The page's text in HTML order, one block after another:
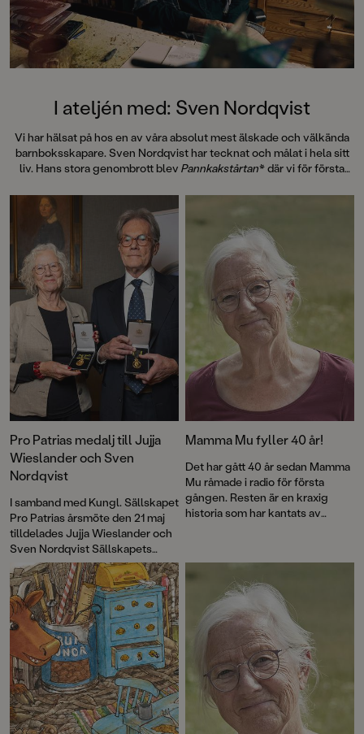
I ateljén med: Sven Nordqvist
Vi har hälsat på hos en av våra absolut mest älskade och välkända
barnboksskapare. Sven Nordqvist har tecknat och målat i hela sitt
liv. Hans stora genombrott blev Pannkakstårtan* där vi för första
Mamma Mu och Kråkanav Jujja och Tomas Wieslander årets
julkalender i radio. Det var Sven som ritade papperskalendern, en
fantasiväckande bild på Kråkans bo. Här inleddes ett samarbete
som skrivit in sig som ett av barnlitteraturens främsta och mest
självklara. I år uppmärksammades Sven och Jujja med en kunglig
medalj!
Pro Patrias medalj till Jujja
Wieslander och Sven
Nordqvist
I samband med Kungl. Sällskapet
Pro Patrias årsmöte den 21 maj
tilldelades Jujja Wieslander och
Sven Nordqvist Sällskapets
guldmedalj För medborgerliga
förtjänster i 8:e storleken.
Mamma Mu fyller 40 år!
Det har gått 40 år sedan Mamma
Mu råmade i radio för första
gången. Resten är en kraxig
historia som har kantats av
jubileet med en ny pekbok:
Kråkans kläder.